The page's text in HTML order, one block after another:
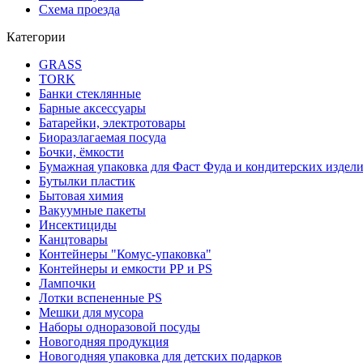
Схема проезда
Категории
GRASS
TORK
Банки стеклянные
Барные аксессуары
Батарейки, электротовары
Биоразлагаемая посуда
Бочки, ёмкости
Бумажная упаковка для Фаст Фуда и кондитерских
Бутылки пластик
Бытовая химия
Вакуумные пакеты
Инсектициды
Канцтовары
Контейнеры "Комус-упаковка"
Контейнеры и емкости РР и PS
Лампочки
Лотки вспененные PS
Мешки для мусора
Наборы одноразовой посуды
Новогодняя продукция
Новогодняя упаковка для детских подарков